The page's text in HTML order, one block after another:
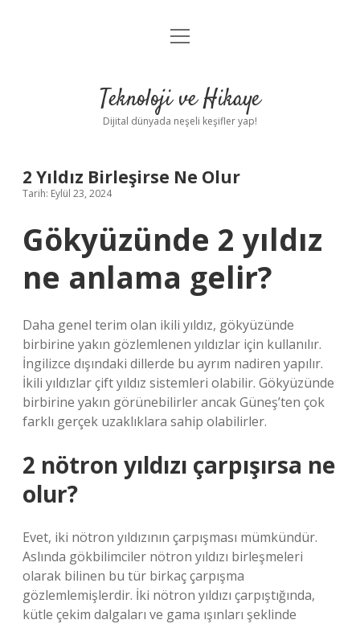
Anasayfa
Yasal Uyarı
menüyü
Teknoloji ve Hikaye
Dijital dünyada neşeli keşifler yap!
2 Yıldız Birleşirse Ne Olur
Tarih: Eylül 23, 2024
Gökyüzünde 2 yıldız
ne anlama gelir?
Daha genel terim olan ikili yıldız, gökyüzünde
birbirine yakın gözlemlenen yıldızlar için kullanılır.
İngilizce dışındaki dillerde bu ayrım nadiren yapılır.
İkili yıldızlar çift yıldız sistemleri olabilir. Gökyüzünde
birbirine yakın görünebilirler ancak Güneş’ten çok
farklı gerçek uzaklıklara sahip olabilirler.
2 nötron yıldızı çarpışırsa ne
olur?
Evet, iki nötron yıldızının çarpışması mümkündür.
Aslında gökbilimciler nötron yıldızı birleşmeleri
olarak bilinen bu tür birkaç çarpışma
gözlemlemişlerdir. İki nötron yıldızı çarpıştığında,
kütle çekim dalgaları ve gama ışınları şeklinde